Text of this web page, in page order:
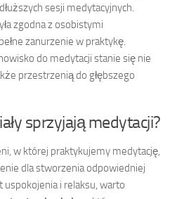
sesji medytacyjnych.
zgodna z osobistymi
zanurzenie w praktykę.
do medytacji stanie się nie
przestrzenią do głębszego
sprzyjają medytacji?
w której praktykujemy medytację,
dla stworzenia odpowiedniej
i relaksu, warto